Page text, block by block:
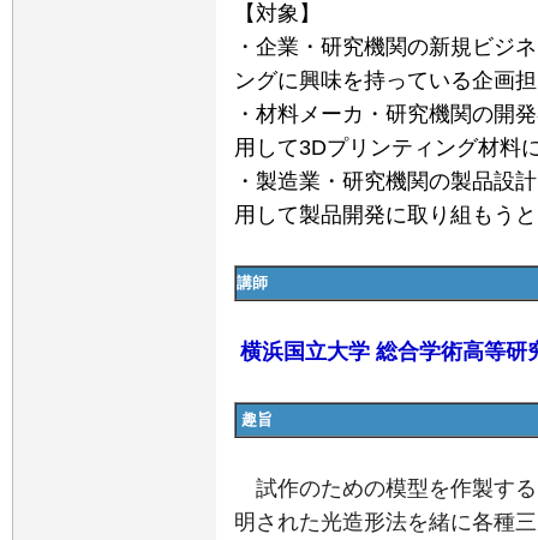
【対象】
・企業・研究機関の新規ビジ
ングに興味を持っている企画
・材料メーカ・研究機関の開
用して3Dプリンティング材料
・製造業・研究機関の製品設
用して製品開発に取り組もう
講師
横浜国立大学 総合学術高等
趣旨
試作のための模型を作製す
明された光造形法を緒に各種